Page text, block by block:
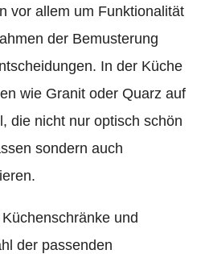
vor allem um Funktionalität
der Bemusterung
In der Küche
wie Granit oder Quarz auf
die nicht nur optisch schön
sondern auch
und
der passenden